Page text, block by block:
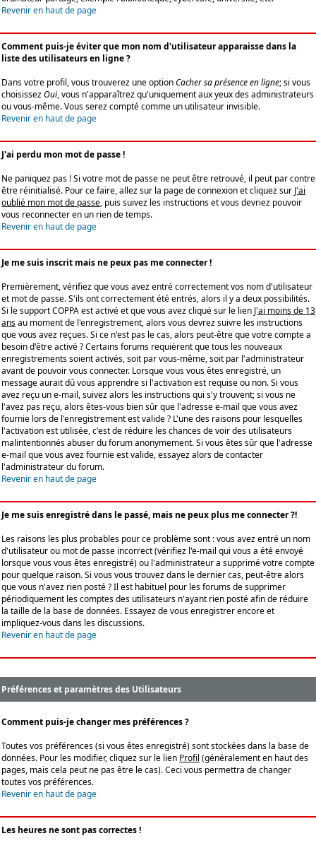
Revenir en haut de page
Comment puis-je éviter que mon nom d'utilisateur apparaisse dans la
liste des utilisateurs en ligne ?
Dans votre profil, vous trouverez une optionCacher sa présence en ligne; si vous
choisissezOui, vous n'apparaîtrez qu'uniquement aux yeux des administrateurs
ou vous-même. Vous serez compté comme un utilisateur invisible.
Revenir en haut de page
J'ai perdu mon mot de passe !
Ne paniquez pas ! Si votre mot de passe ne peut être retrouvé, il peut par contre
être réinitialisé. Pour ce faire, allez sur la page de connexion et cliquez sur J'ai
oublié mon mot de passe, puis suivez les instructions et vous devriez pouvoir
vous reconnecter en un rien de temps.
Revenir en haut de page
Je me suis inscrit mais ne peux pas me connecter !
Premièrement, vérifiez que vous avez entré correctement vos nom d'utilisateur
et mot de passe. S'ils ont correctement été entrés, alors il y a deux possibilités.
Si le support COPPA est activé et que vous avez cliqué sur le lien J'ai moins de 13
ansau moment de l'enregistrement, alors vous devrez suivre les instructions
que vous avez reçues. Si ce n'est pas le cas, alors peut-être que votre compte a
besoin d'être activé ? Certains forums requièrent que tous les nouveaux
enregistrements soient activés, soit par vous-même, soit par l'administrateur
avant de pouvoir vous connecter. Lorsque vous vous êtes enregistré, un
message aurait dû vous apprendre si l'activation est requise ou non. Si vous
avez reçu un e-mail, suivez alors les instructions qui s'y trouvent; si vous ne
l'avez pas reçu, alors êtes-vous bien sûr que l'adresse e-mail que vous avez
fournie lors de l'enregistrement est valide ? L'une des raisons pour lesquelles
l'activation est utilisée, c'est de réduire les chances de voir des utilisateurs
malintentionnés abuser du forum anonymement. Si vous êtes sûr que l'adresse
e-mail que vous avez fournie est valide, essayez alors de contacter
l'administrateur du forum.
Revenir en haut de page
Je me suis enregistré dans le passé, mais ne peux plus me connecter ?!
Les raisons les plus probables pour ce problème sont : vous avez entré un nom
d'utilisateur ou mot de passe incorrect (vérifiez l'e-mail qui vous a été envoyé
lorsque vous vous êtes enregistré) ou l'administrateur a supprimé votre compte
pour quelque raison. Si vous vous trouvez dans le dernier cas, peut-être alors
que vous n'avez rien posté ? Il est habituel pour les forums de supprimer
périodiquement les comptes des utilisateurs n'ayant rien posté afin de réduire
la taille de la base de données. Essayez de vous enregistrer encore et
impliquez-vous dans les discussions.
Revenir en haut de page
Préférences et paramètres des Utilisateurs
Comment puis-je changer mes préférences ?
Toutes vos préférences (si vous êtes enregistré) sont stockées dans la base de
données. Pour les modifier, cliquez sur le lien Profil (généralement en haut des
pages, mais cela peut ne pas être le cas). Ceci vous permettra de changer
toutes vos préférences.
Revenir en haut de page
Les heures ne sont pas correctes !